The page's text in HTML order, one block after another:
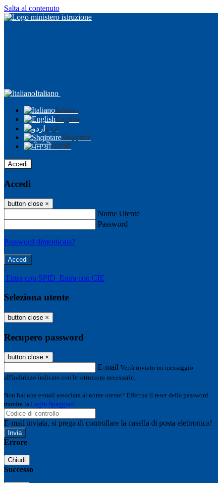
Salta al contenuto
Italiano
Italiano
English
اردو
Shqiptare
ਪੰਜਾਬੀ
Accedi
Accedi
button close ×
Nome Utente
Password
Password dimenticata?
-
Entra con SPID Entra con CIE
Seleziona utente
button close ×
Recupero password
button close ×
E-mail Verrà inviato un messaggio
all'indirizzo indicato con le istruzioni necessarie.
Non hai una e-mail associata al nome utente? Effettua il reset della password
tramite la Login Spaggiari
E-mail inviata, si prega di controllare la casella di posta elettronica!
Errore
Chiudi
Successo